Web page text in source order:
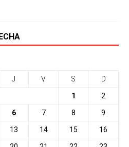
J V S D
1 2
6 7 8 9
13 14 15 16